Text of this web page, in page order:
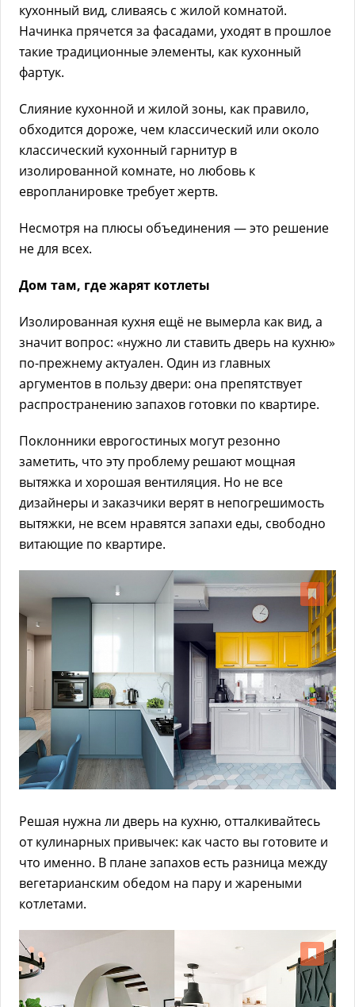
кухонный вид, сливаясь с жилой комнатой.
Начинка прячется за фасадами, уходят в прошлое
такие традиционные элементы, как кухонный
фартук.
Слияние кухонной и жилой зоны, как правило,
обходится дороже, чем классический или около
классический кухонный гарнитур в
изолированной комнате, но любовь к
европланировке требует жертв.
Несмотря на плюсы объединения — это решение
не для всех.
Дом там, где жарят котлеты
Изолированная кухня ещё не вымерла как вид, а
значит вопрос: «нужно ли ставить дверь на кухню»
по-прежнему актуален. Один из главных
аргументов в пользу двери: она препятствует
распространению запахов готовки по квартире.
Поклонники еврогостиных могут резонно
заметить, что эту проблему решают мощная
вытяжка и хорошая вентиляция. Но не все
дизайнеры и заказчики верят в непогрешимость
вытяжки, не всем нравятся запахи еды, свободно
витающие по квартире.
Решая нужна ли дверь на кухню, отталкивайтесь
от кулинарных привычек: как часто вы готовите и
что именно. В плане запахов есть разница между
вегетарианским обедом на пару и жареными
котлетами.